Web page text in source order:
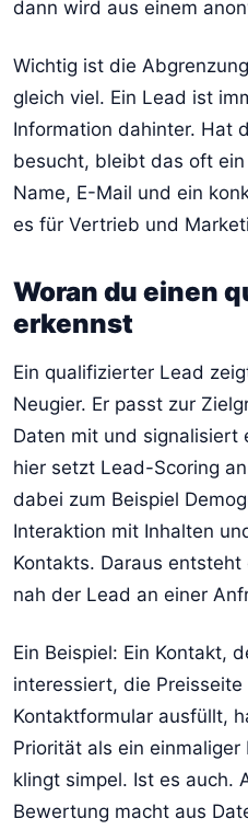
dann wird aus einem
Wichtig ist die
gleich viel. Ein Lead ist
Information dahinter. Hat
besucht, bleibt das oft
Name, E-Mail und ein
es für Vertrieb und
Woran du einen
erkennst
Ein qualifizierter Lead
Neugier. Er passt zur
Daten mit und signalisiert
hier setzt Lead-Scoring
dabei zum Beispiel
Interaktion mit Inhalten
Kontakts. Daraus
nah der Lead an einer
Ein Beispiel: Ein Kontakt,
interessiert, die
Kontaktformular ausfüllt,
Priorität als ein
klingt simpel. Ist es auch.
Bewertung macht aus